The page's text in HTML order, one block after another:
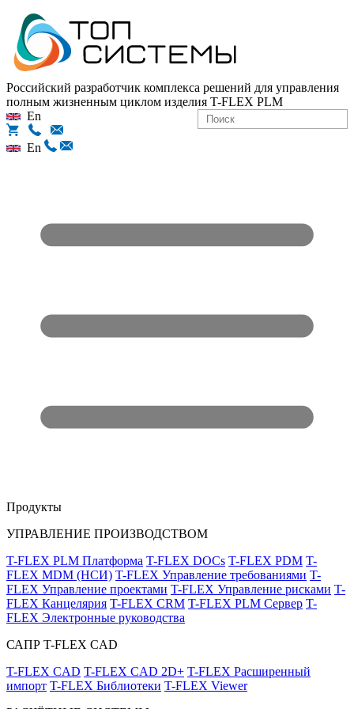
Российский разработчик комплекса решений для управления
полным жизненным циклом изделия T-FLEX PLM
En
En
Продукты
УПРАВЛЕНИЕ ПРОИЗВОДСТВОМ
T-FLEX PLM Платформа T-FLEX DOCs T-FLEX PDM T-
FLEX MDM (НСИ) T-FLEX Управление требованиями T-
FLEX Управление проектами T-FLEX Управление рисками T-
FLEX Канцелярия T-FLEX CRM T-FLEX PLM Сервер T-
FLEX Электронные руководства
САПР T-FLEX CAD
T-FLEX CAD T-FLEX CAD 2D+ T-FLEX Расширенный
импорт T-FLEX Библиотеки T-FLEX Viewer